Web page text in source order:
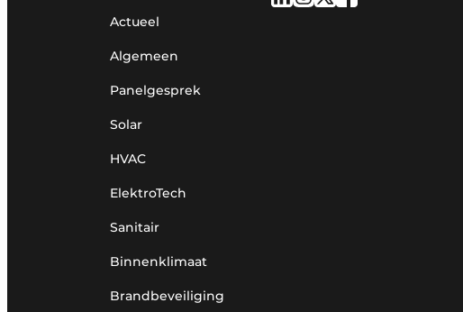
Actueel
Algemeen
Panelgesprek
Solar
HVAC
ElektroTech
Sanitair
Binnenklimaat
Brandbeveiliging